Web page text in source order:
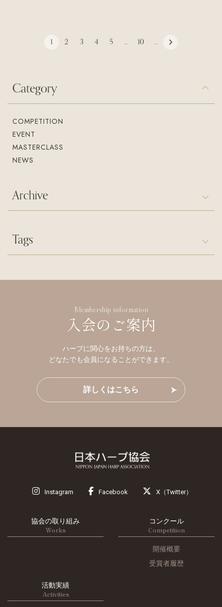
1 2 3 4 5 ... 10 ...
Category
COMPETITION
EVENT
MASTERCLASS
NEWS
Archive
Tags
Membership information
入会のご案内
ハープに関心をお持ちの方は、
どなたでも会員になることができます。
詳しくはこちら
Instagram Facebook X（Twitter）
協会の取り組み
Works
コンクール
Competition
開催概要
受賞者履歴
活動実績
Activities